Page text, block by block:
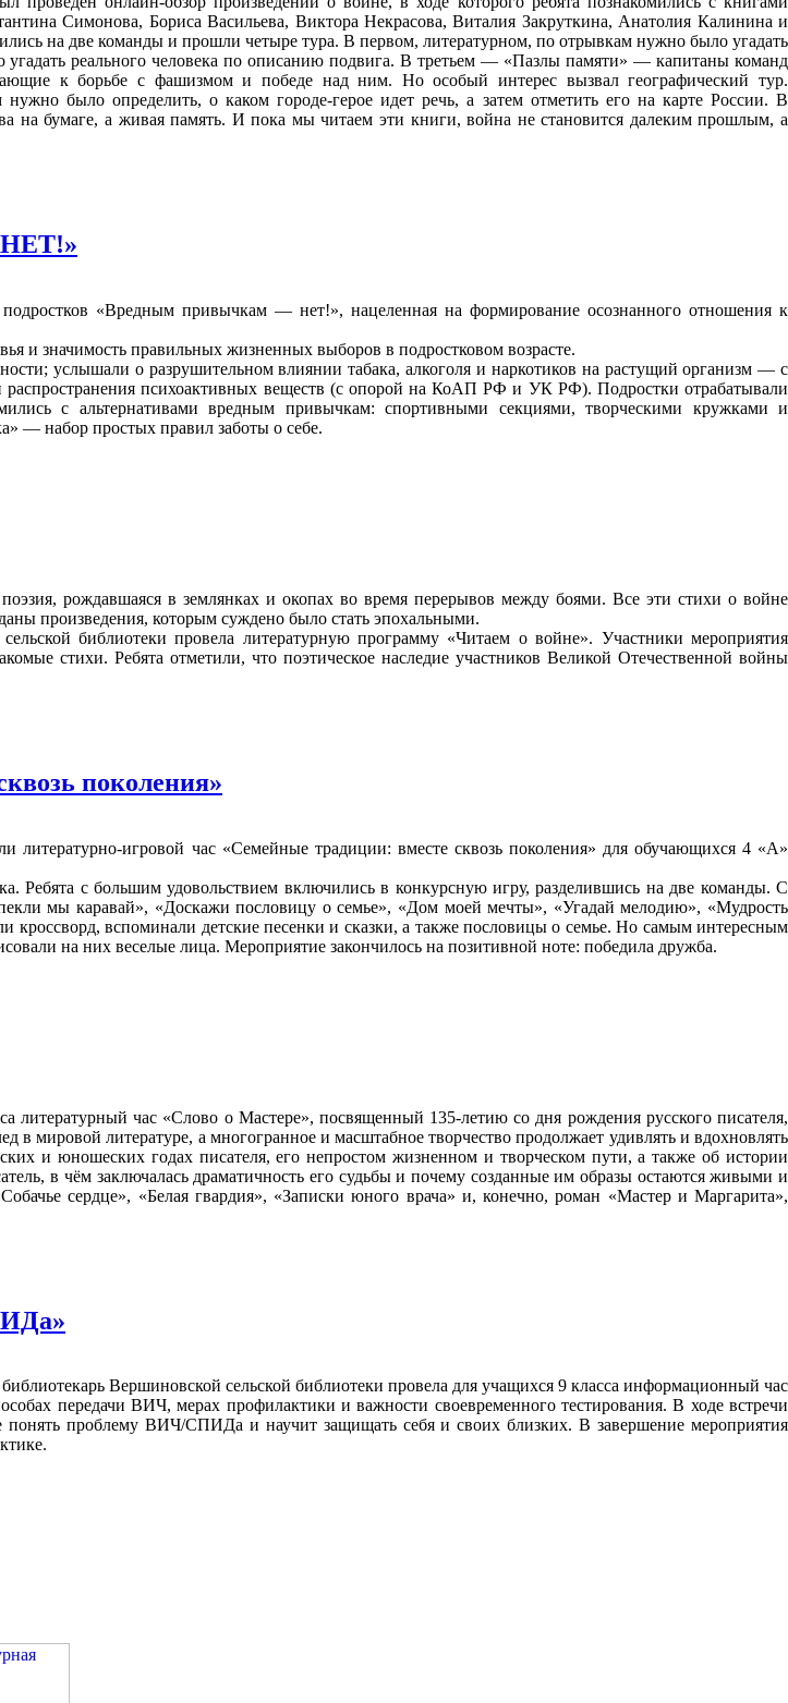
Симонова, Бориса Васильева, Виктора Некрасова, Виталия Закруткина, Анатолия Калинина и
на две команды и прошли четыре тура. В первом, литературном, по отрывкам нужно было угадать
реального человека по описанию подвига. В третьем — «Пазлы памяти» — капитаны команд
к борьбе с фашизмом и победе над ним. Но особый интерес вызвал географический тур.
было определить, о каком городе-герое идет речь, а затем отметить его на карте России. В
на бумаге, а живая память. И пока мы читаем эти книги, война не становится далеким прошлым, а
НЕТ!»
подростков «Вредным привычкам — нет!», нацеленная на формирование осознанного отношения к
и значимость правильных жизненных выборов в подростковом возрасте.
услышали о разрушительном влиянии табака, алкоголя и наркотиков на растущий организм — с
психоактивных веществ (с опорой на КоАП РФ и УК РФ). Подростки отрабатывали
с альтернативами вредным привычкам: спортивными секциями, творческими кружками и
— набор простых правил заботы о себе.
рождавшаяся в землянках и окопах во время перерывов между боями. Все эти стихи о войне
произведения, которым суждено было стать эпохальными.
библиотеки провела литературную программу «Читаем о войне». Участники мероприятия
стихи. Ребята отметили, что поэтическое наследие участников Великой Отечественной войны
поколения»
литературно-игровой час «Семейные традиции: вместе сквозь поколения» для обучающихся 4 «А»
Ребята с большим удовольствием включились в конкурсную игру, разделившись на две команды. С
мы каравай», «Доскажи пословицу о семье», «Дом моей мечты», «Угадай мелодию», «Мудрость
кроссворд, вспоминали детские песенки и сказки, а также пословицы о семье. Но самым интересным
на них веселые лица. Мероприятие закончилось на позитивной ноте: победила дружба.
литературный час «Слово о Мастере», посвященный 135-летию со дня рождения русского писателя,
в мировой литературе, а многогранное и масштабное творчество продолжает удивлять и вдохновлять
и юношеских годах писателя, его непростом жизненном и творческом пути, а также об истории
в чём заключалась драматичность его судьбы и почему созданные им образы остаются живыми и
сердце», «Белая гвардия», «Записки юного врача» и, конечно, роман «Мастер и Маргарита»,
Вершиновской сельской библиотеки провела для учащихся 9 класса информационный час
передачи ВИЧ, мерах профилактики и важности своевременного тестирования. В ходе встречи
проблему ВИЧ/СПИДа и научит защищать себя и своих близких. В завершение мероприятия